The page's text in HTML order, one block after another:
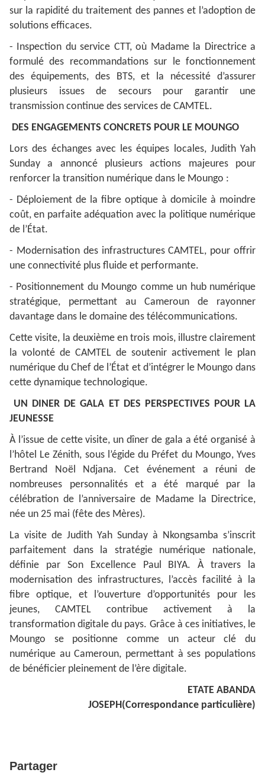
sur la rapidité du traitement des pannes et l’adoption de
solutions efficaces.
- Inspection du service CTT, où Madame la Directrice a
formulé des recommandations sur le fonctionnement
des équipements, des BTS, et la nécessité d’assurer
plusieurs issues de secours pour garantir une
transmission continue des services de CAMTEL.
DES ENGAGEMENTS CONCRETS POUR LE MOUNGO
Lors des échanges avec les équipes locales, Judith Yah
Sunday a annoncé plusieurs actions majeures pour
renforcer la transition numérique dans le Moungo :
- Déploiement de la fibre optique à domicile à moindre
coût, en parfaite adéquation avec la politique numérique
de l’État.
- Modernisation des infrastructures CAMTEL, pour offrir
une connectivité plus fluide et performante.
- Positionnement du Moungo comme un hub numérique
stratégique, permettant au Cameroun de rayonner
davantage dans le domaine des télécommunications.
Cette visite, la deuxième en trois mois, illustre clairement
la volonté de CAMTEL de soutenir activement le plan
numérique du Chef de l’État et d’intégrer le Moungo dans
cette dynamique technologique.
UN DINER DE GALA ET DES PERSPECTIVES POUR LA
JEUNESSE
À l’issue de cette visite, un dîner de gala a été organisé à
l’hôtel Le Zénith, sous l’égide du Préfet du Moungo, Yves
Bertrand Noël Ndjana. Cet événement a réuni de
nombreuses personnalités et a été marqué par la
célébration de l’anniversaire de Madame la Directrice,
née un 25 mai (fête des Mères).
La visite de Judith Yah Sunday à Nkongsamba s’inscrit
parfaitement dans la stratégie numérique nationale,
définie par Son Excellence Paul BIYA. À travers la
modernisation des infrastructures, l’accès facilité à la
fibre optique, et l’ouverture d’opportunités pour les
jeunes, CAMTEL contribue activement à la
transformation digitale du pays. Grâce à ces initiatives, le
Moungo se positionne comme un acteur clé du
numérique au Cameroun, permettant à ses populations
de bénéficier pleinement de l’ère digitale.
ETATE ABANDA
JOSEPH(Correspondance particulière)
Partager